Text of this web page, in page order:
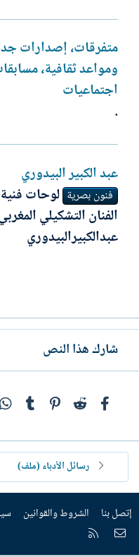
متفرقات، إصدارات
ومواعد ثقافية،
اجتماعيات
.
عبد الكبير البيدوري
فنون بصرية لوحات
الفنان التشكيلي
عبدالكبيرالبيدوري
شارك هذا النص
فيسبوكReddit
Pinterest
رسائل الأدباء (ملف)
إتصل بنا الشروط والقوانين
إتصل بنا